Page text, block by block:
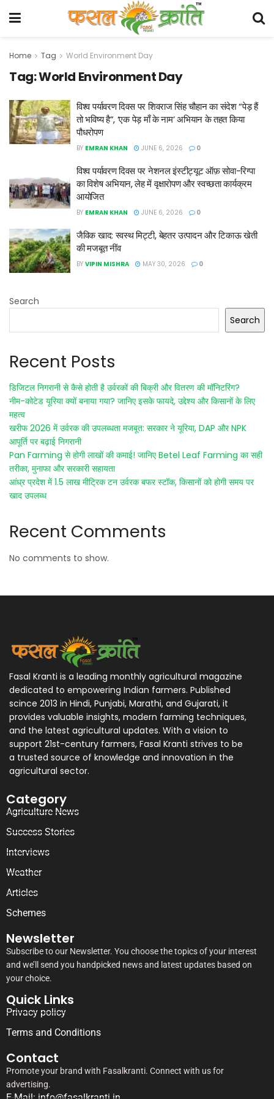
Home Tag World Environment Day
Tag:World Environment Day
विश्व पर्यावरण दिवस पर शिवराज सिंह चौहान का संदेश “पेड़ हैं
तो भविष्य है”, ‘एक पेड़ माँ के नाम’ अभियान के तहत किया
पौधरोपण
BY EMRAN KHAN JUNE 6, 2026 0
विश्व पर्यावरण दिवस पर नेशनल इंस्टीट्यूट ऑफ़ सोवा-रिग्पा
का विशेष अभियान, लेह में वृक्षारोपण और स्वच्छता कार्यक्रम
आयोजित
BY EMRAN KHAN JUNE 6, 2026 0
जैविक खाद: स्वस्थ मिट्टी, बेहतर उत्पादन और टिकाऊ खेती
की मजबूत नींव
BY VIPIN MISHRA MAY 30, 2026 0
Search
Search
Recent Posts
डिजिटल निगरानी से कैसे होती है उर्वरकों की बिक्री और वितरण की मॉनिटरिंग?
नीम-कोटेड यूरिया क्यों बनाया गया? जानिए इसके फायदे, उद्देश्य और किसानों के लिए
महत्व
खरीफ 2026 में उर्वरक की उपलब्धता मजबूत: सरकार ने यूरिया, DAP और NPK
आपूर्ति पर बढ़ाई निगरानी
Pan Farming से होगी लाखों की कमाई! जानिए Betel Leaf Farming का सही
तरीका, मुनाफा और सरकारी सहायता
आंध्र प्रदेश में 1.5 लाख मीट्रिक टन उर्वरक बफर स्टॉक, किसानों को होगी समय पर
खाद उपलब्ध
Recent Comments
No comments to show.
Fasal Kranti is a leading monthly agricultural magazine
dedicated to empowering Indian farmers. Published
scince 2013 in Hindi, Punjabi, Marathi, and Gujarati, it
provides valuable insights, modern farming techniques,
and the latest agricultural updates. With a vision to
support 21st-century farmers, Fasal Kranti strives to be
a trusted source of knowledge and innovation in the
agricultural sector.
Category
Agriculture News
Success Stories
Interviews
Weather
Articles
Schemes
Newsletter
Subscribe to our Newsletter. You choose the topics of your interest
and we’ll send you handpicked news and latest updates based on
your choice.
Quick Links
Privacy policy
Terms and Conditions
Contact
Promote your brand with Fasalkranti. Connect with us for
advertising.